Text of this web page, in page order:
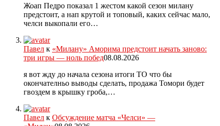
Жоап Педро показал 1 жестом какой сезон милану
предстоит, а нап крутой и топовый, каких сейчас мало,
челси выкопали его…
Павел к «Милану» Аморима предстоит начать заново:
три игры — ноль побед08.08.2026
я вот жду до начала сезона итоги ТО что бы
окончателньо выводы сделать, продажа Томори будет
гвоздем в крышку гроба,…
Павел к Обсуждение матча «Челси» —